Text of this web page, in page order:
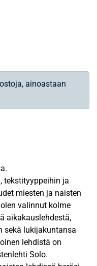
ainoastaan
tekstityyppeihin ja
miesten ja naisten
valinnut kolme
aikakauslehdestä,
sekä lukijakuntansa
lehdistä on
Solo.